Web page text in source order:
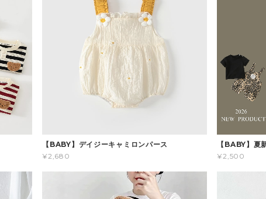
【BABY】デイジーキャミロンパース
¥2,680
【BABY】
¥2,500